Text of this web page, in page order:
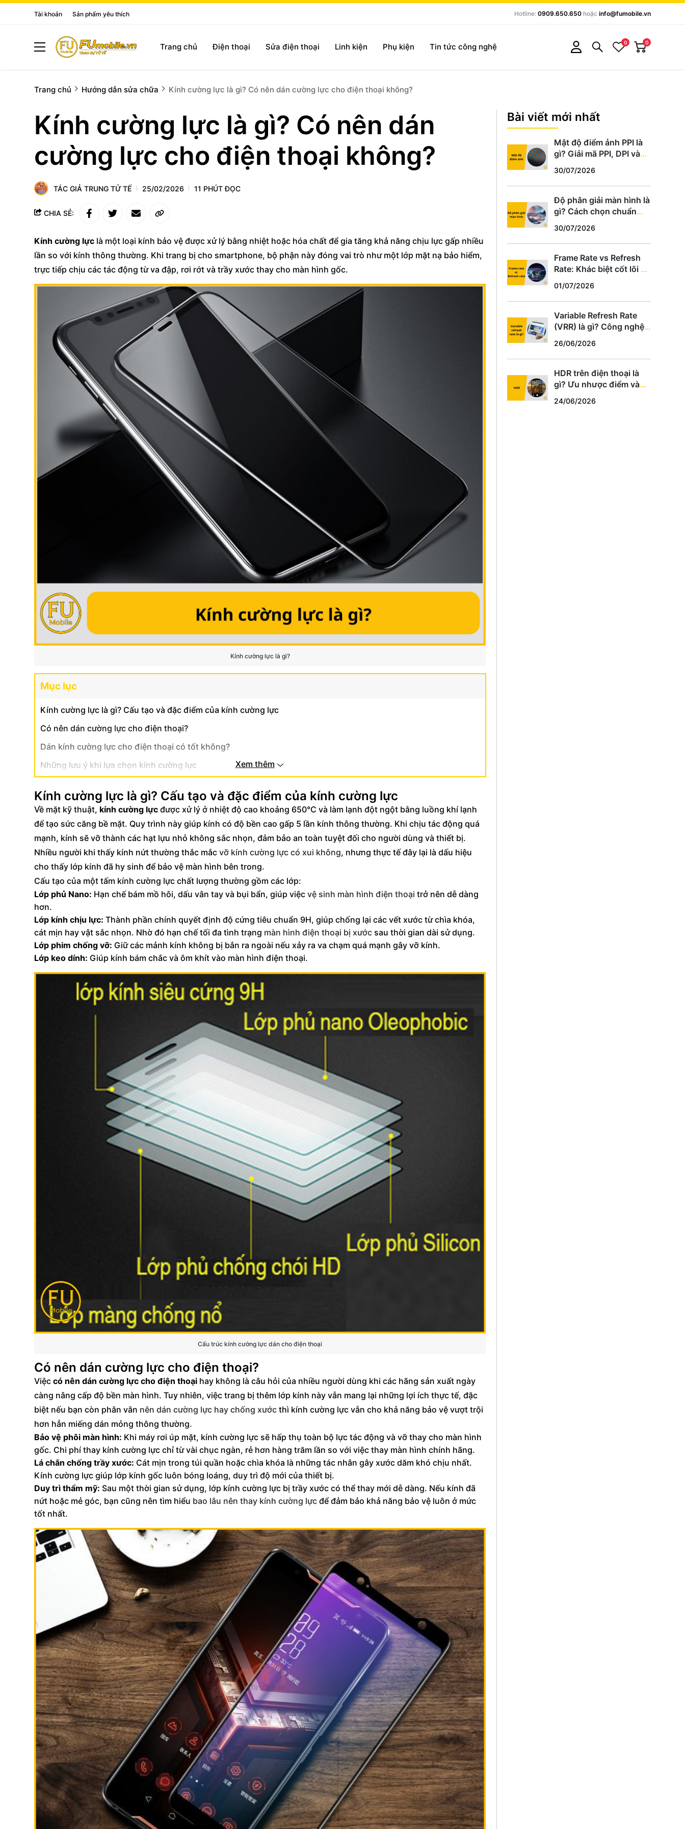
Tài khoản Sản phẩm yêu thích Hotline: 0909.650.650 hoặc info@fumobile.vn
Trang chủ Điện thoại Sửa điện thoại Linh kiện Phụ kiện Tin tức công nghệ 0 0
Trang chủ Hướng dẫn sửa chữa Kính cường lực là gì? Có nên dán cường lực cho điện thoại không?
Kính cường lực là gì? Có nên dán
cường lực cho điện thoại không?
TÁC GIẢ TRUNG TỬ TẾ 25/02/2026 11 PHÚT ĐỌC
CHIA SẺ:
Kính cường lực là một loại kính bảo vệ được xử lý bằng nhiệt hoặc hóa chất để gia tăng khả năng chịu lực gấp nhiều
lần so với kính thông thường. Khi trang bị cho smartphone, bộ phận này đóng vai trò như một lớp mặt nạ bảo hiểm,
trực tiếp chịu các tác động từ va đập, rơi rớt và trầy xước thay cho màn hình gốc.
Kính cường lực là gì?
Mục lục
Kính cường lực là gì? Cấu tạo và đặc điểm của kính cường lực
Có nên dán cường lực cho điện thoại?
Dán kính cường lực cho điện thoại có tốt không?
Những lưu ý khi lựa chọn kính cường lực
Xem thêm
Kính cường lực là gì? Cấu tạo và đặc điểm của kính cường lực
Về mặt kỹ thuật, kính cường lực được xử lý ở nhiệt độ cao khoảng 650°C và làm lạnh đột ngột bằng luồng khí lạnh
để tạo sức căng bề mặt. Quy trình này giúp kính có độ bền cao gấp 5 lần kính thông thường. Khi chịu tác động quá
mạnh, kính sẽ vỡ thành các hạt lựu nhỏ không sắc nhọn, đảm bảo an toàn tuyệt đối cho người dùng và thiết bị.
Nhiều người khi thấy kính nứt thường thắc mắc vỡ kính cường lực có xui không, nhưng thực tế đây lại là dấu hiệu
cho thấy lớp kính đã hy sinh để bảo vệ màn hình bên trong.
Cấu tạo của một tấm kính cường lực chất lượng thường gồm các lớp:
Lớp phủ Nano: Hạn chế bám mồ hôi, dấu vân tay và bụi bẩn, giúp việc vệ sinh màn hình điện thoại trở nên dễ dàng
hơn.
Lớp kính chịu lực: Thành phần chính quyết định độ cứng tiêu chuẩn 9H, giúp chống lại các vết xước từ chìa khóa,
cát mịn hay vật sắc nhọn. Nhờ đó hạn chế tối đa tình trạng màn hình điện thoại bị xước sau thời gian dài sử dụng.
Lớp phim chống vỡ: Giữ các mảnh kính không bị bắn ra ngoài nếu xảy ra va chạm quá mạnh gây vỡ kính.
Lớp keo dính: Giúp kính bám chắc và ôm khít vào màn hình điện thoại.
Cấu trúc kính cường lực dán cho điện thoại
Có nên dán cường lực cho điện thoại?
Việc có nên dán cường lực cho điện thoại hay không là câu hỏi của nhiều người dùng khi các hãng sản xuất ngày
càng nâng cấp độ bền màn hình. Tuy nhiên, việc trang bị thêm lớp kính này vẫn mang lại những lợi ích thực tế, đặc
biệt nếu bạn còn phân vân nên dán cường lực hay chống xước thì kính cường lực vẫn cho khả năng bảo vệ vượt trội
hơn hẳn miếng dán mỏng thông thường.
Bảo vệ phôi màn hình: Khi máy rơi úp mặt, kính cường lực sẽ hấp thụ toàn bộ lực tác động và vỡ thay cho màn hình
gốc. Chi phí thay kính cường lực chỉ từ vài chục ngàn, rẻ hơn hàng trăm lần so với việc thay màn hình chính hãng.
Lá chắn chống trầy xước: Cát mịn trong túi quần hoặc chìa khóa là những tác nhân gây xước dăm khó chịu nhất.
Kính cường lực giúp lớp kính gốc luôn bóng loáng, duy trì độ mới của thiết bị.
Duy trì thẩm mỹ: Sau một thời gian sử dụng, lớp kính cường lực bị trầy xước có thể thay mới dễ dàng. Nếu kính đã
nứt hoặc mẻ góc, bạn cũng nên tìm hiểu bao lâu nên thay kính cường lực để đảm bảo khả năng bảo vệ luôn ở mức
tốt nhất.
Bài viết mới nhất
Mật độ điểm ảnh PPI là
gì? Giải mã PPI, DPI và
chuẩn
30/07/2026
Độ phân giải màn hình là
gì? Cách chọn chuẩn
hợp
30/07/2026
Frame Rate vs Refresh
Rate: Khác biệt cốt lõi và
hợp
01/07/2026
Variable Refresh Rate
(VRR) là gì? Công nghệ
thủ PC, PS5, Xbox
26/06/2026
HDR trên điện thoại là
gì? Ưu nhược điểm và
24/06/2026